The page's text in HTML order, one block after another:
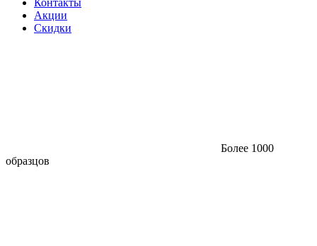
Контакты
Акции
Скидки
Более 1000
образцов